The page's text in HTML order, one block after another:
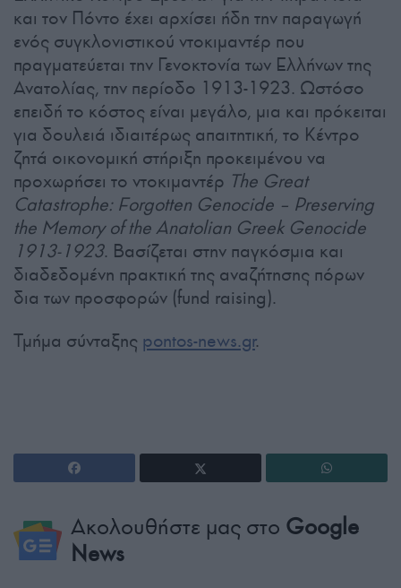
και τον Πόντο έχει αρχίσει ήδη την παραγωγή
ενός συγκλονιστικού ντοκιμαντέρ που
πραγματεύεται την Γενοκτονία των Ελλήνων της
Ανατολίας, την περίοδο 1913-1923. Ωστόσο
επειδή το κόστος είναι μεγάλο, μια και πρόκειται
για δουλειά ιδιαιτέρως απαιτητική, το Κέντρο
ζητά οικονομική στήριξη προκειμένου να
προχωρήσει το ντοκιμαντέρ The Great
Catastrophe: Forgotten Genocide – Preserving
the Memory of the Anatolian Greek Genocide
1913-1923. Βασίζεται στην παγκόσμια και
διαδεδομένη πρακτική της αναζήτησης πόρων
δια των προσφορών (fund raising).
Τμήμα σύνταξης pontos-news.gr.
Ακολουθήστε μας στο Google
News